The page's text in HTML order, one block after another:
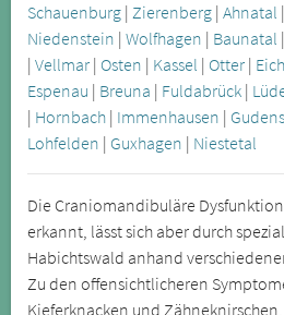
Schauenburg | Zierenberg | Ahnatal |
Niedenstein | Wolfhagen | Baunatal |
| Vellmar | Osten | Kassel | Otter |
Espenau | Breuna | Fuldabrück |
| Hornbach | Immenhausen |
Lohfelden | Guxhagen | Niestetal
Die Craniomandibuläre
erkannt, lässt sich aber durch
Habichtswald anhand
Zu den offensichtlicheren
Kieferknacken und